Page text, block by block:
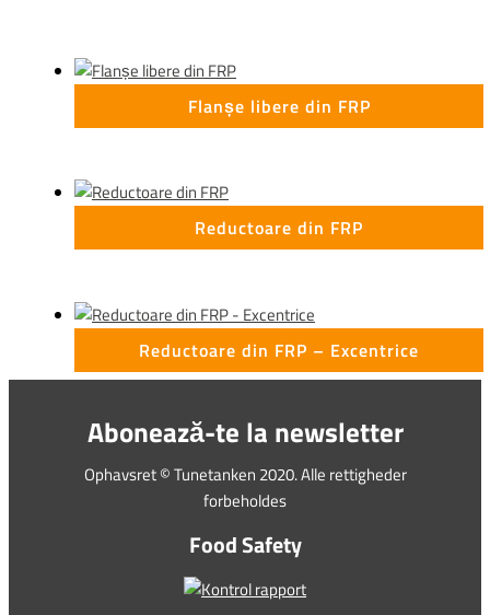
Flanșe libere din FRP
Reductoare din FRP
Reductoare din FRP – Excentrice
Abonează-te la newsletter
Ophavsret © Tunetanken 2020. Alle rettigheder
forbeholdes
Food Safety